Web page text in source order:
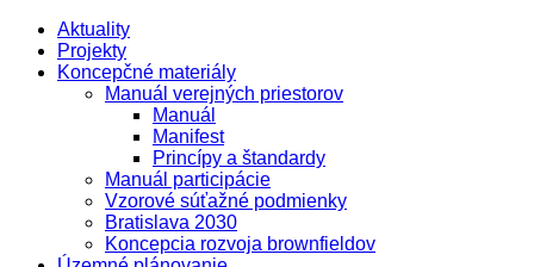
Aktuality
Projekty
Koncepčné materiály
Manuál verejných priestorov
Manuál
Manifest
Princípy a štandardy
Manuál participácie
Vzorové súťažné podmienky
Bratislava 2030
Koncepcia rozvoja brownfieldov